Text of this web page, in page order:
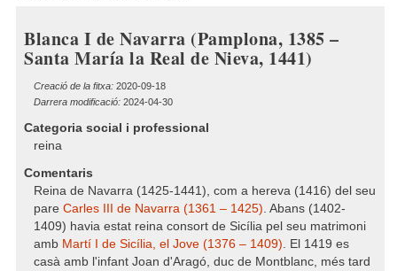
Blanca I de Navarra (Pamplona, 1385 –
Santa María la Real de Nieva, 1441)
Creació de la fitxa: 2020-09-18
Darrera modificació: 2024-04-30
Categoria social i professional
reina
Comentaris
Reina de Navarra (1425-1441), com a hereva (1416) del seu
pare Carles III de Navarra (1361 – 1425). Abans (1402-
1409) havia estat reina consort de Sicília pel seu matrimoni
amb Martí I de Sicília, el Jove (1376 – 1409). El 1419 es
casà amb l'infant Joan d'Aragó, duc de Montblanc, més tard